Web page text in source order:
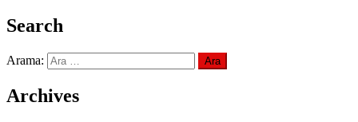
Search
Arama:
Archives